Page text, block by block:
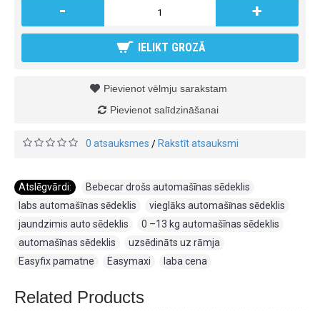
- +
IELIKT GROZĀ
Pievienot vēlmju sarakstam
Pievienot salīdzināšanai
0 atsauksmes / Rakstīt atsauksmi
Atslēgvārdi: Bebecar drošs automašīnas sēdeklis
labs automašīnas sēdeklis
vieglāks automašīnas sēdeklis
jaundzimis auto sēdeklis
0 –13 kg automašīnas sēdeklis
automašīnas sēdeklis
uzsēdināts uz rāmja
Easyfix pamatne
Easymaxi laba cena
Related Products